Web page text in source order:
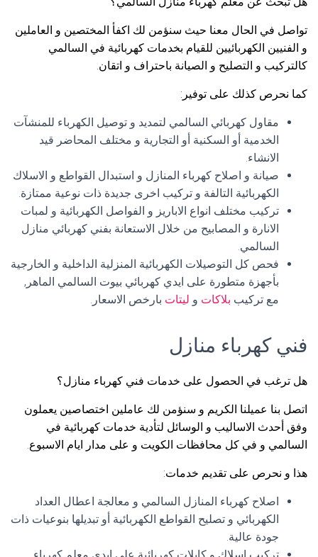
تواصل في الحال معنا حيث سنؤمن لك اكفأ المختصين و العاملين
و الفنيين الكهربائيين للقيام بخدمات كهربائية في السالمي
كالتركيب و التصليح و الصيانة باحتراف و اتقان.
كما نحرص كذلك على توفير:
مقاول كهربائي السالمي لتمديد و توصيل الكهرباء للمنشآت
الخدمية أو السكنية أو التجارية و مختلف المحاضر قيد
الانشاء.
صيانة و اصلاح كهرباء المنازل و استبدال القواطع و الاسلاك
الكهربائية التالفة و تركيب اخرى جديدة ذات نوعية ممتازة.
تركيب مختلف انواع الاباريز و الفواصل الكهربائية و لمبات
الانارة و المصابيح من خلال الاستعانة بفني كهربائي منازل
السالمي.
فحص كل التوصيلات الكهربائية المنزلية الداخلية و الخارجية
بأجهزة متطورة على ايدي كهربائي بيوت السالمي الماهر,
مع تركيب بلاكات و ليتات بارخص الاسعار.
فني كهرباء منازل
هل ترغب في الحصول على خدمات فني كهرباء منازل؟
اتصل بنا عميلنا الكريم و سنؤمن لك عاملين اختصاصين يعملون
وفق أحدث الاساليب و الوسائل لتأدية خدمات كهربائية في
السالمي و في كل محافظات الكويت و على مدار ايام الاسبوع.
هذا و نحرص على تقديم خدمات:
اصلاح كهرباء المنازل السالمي و معالجة اعطال العداد
الكهربائي و تصليح القواطع الكهربائية أو تبديلها بنوعيات ذات
جودة عالية.